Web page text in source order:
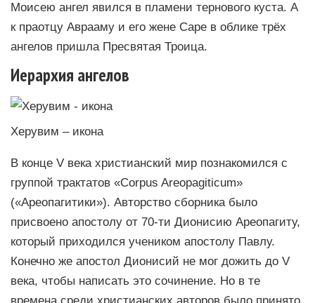
Моисею ангел явился в пламени тернового куста. А
к праотцу Аврааму и его жене Саре в облике трёх
ангелов пришла Пресвятая Троица.
Иерархия ангелов
Херувим – икона
В конце V века христианский мир познакомился с
группой трактатов «Corpus Areopagiticum»
(«Ареопагитики»). Авторство сборника было
присвоено апостолу от 70-ти Дионисию Ареопагиту,
который приходился учеником апостолу Павлу.
Конечно же апостол Дионисий не мог дожить до V
века, чтобы написать это сочинение. Но в те
времена среди христианских авторов было принято